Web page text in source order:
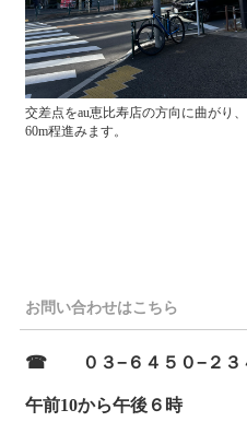
交差点をau恵比寿店の方向に曲がり、
60m程進みます。
お問い合わせはこちら
☎︎ ０３−６４５０−２３
午前10から午後６時